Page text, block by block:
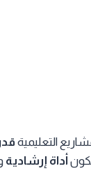
التعليمية
أداة إرشادية